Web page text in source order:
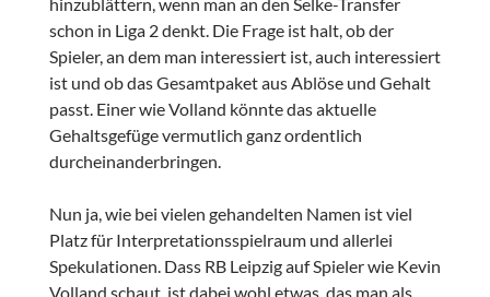
hinzublättern, wenn man an den Selke-Transfer
schon in Liga 2 denkt. Die Frage ist halt, ob der
Spieler, an dem man interessiert ist, auch interessiert
ist und ob das Gesamtpaket aus Ablöse und Gehalt
passt. Einer wie Volland könnte das aktuelle
Gehaltsgefüge vermutlich ganz ordentlich
durcheinanderbringen.
Nun ja, wie bei vielen gehandelten Namen ist viel
Platz für Interpretationsspielraum und allerlei
Spekulationen. Dass RB Leipzig auf Spieler wie Kevin
Volland schaut, ist dabei wohl etwas, das man als